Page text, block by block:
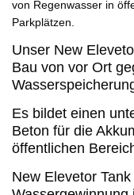
Unser New
Bau von vor Ort
Es bildet einen
Beton für die
öffentlichen
New Elevetor